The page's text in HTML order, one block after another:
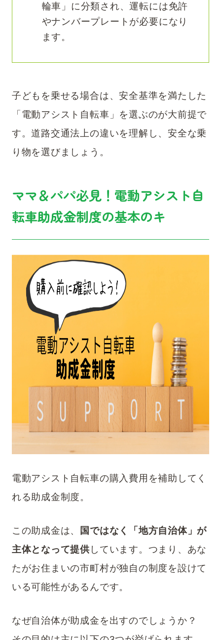
輪車」に分類され、運転には免許
やナンバープレートが必要になり
ます。
子どもを乗せる場合は、安全基準を満たした
「電動アシスト自転車」を選ぶのが大前提で
す。道路交通法上の違いを理解し、安全な乗
り物を選びましょう。
ママ＆パパ必見！電動アシスト自
転車助成金制度の基本のキ
電動アシスト自転車の購入費用を補助してく
れる助成金制度。
この助成金は、
国ではなく「地方自治体」が
主体となって提供しています。つまり、あな
たがお住まいの市町村が独自の制度を設けて
いる可能性があるんです。
なぜ自治体が助成金を出すのでしょうか？